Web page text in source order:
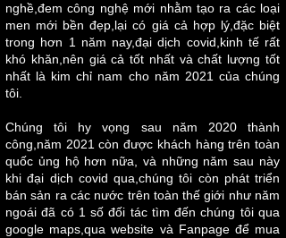
nghề,đem công nghệ mới nhằm tạo ra các loại
men mới bền đẹp,lại có giá cả hợp lý,đặc biệt
trong hơn 1 năm nay,đại dịch covid,kinh tế rất
khó khăn,nên giá cả tốt nhất và chất lượng tốt
nhất là kim chỉ nam cho năm 2021 của chúng
tôi.
Chúng tôi hy vọng sau năm 2020 thành
công,năm 2021 còn được khách hàng trên toàn
quốc ủng hộ hơn nữa, và những năm sau này
khi đại dịch covid qua,chúng tôi còn phát triển
bán sản ra các nước trên toàn thế giới như năm
ngoái đã có 1 số đối tác tìm đến chúng tôi qua
google maps,qua website và Fanpage để mua